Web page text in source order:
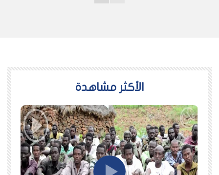
اﻷكثر مشاهدة